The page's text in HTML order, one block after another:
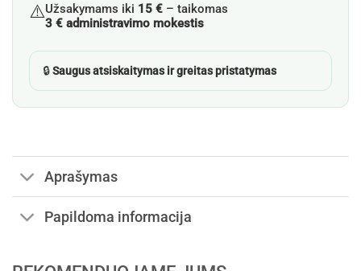
⚠️Užsakymams iki 15 € – taikomas
3 € administravimo mokestis
🔒Saugus atsiskaitymas ir greitas pristatymas
Aprašymas
Papildoma informacija